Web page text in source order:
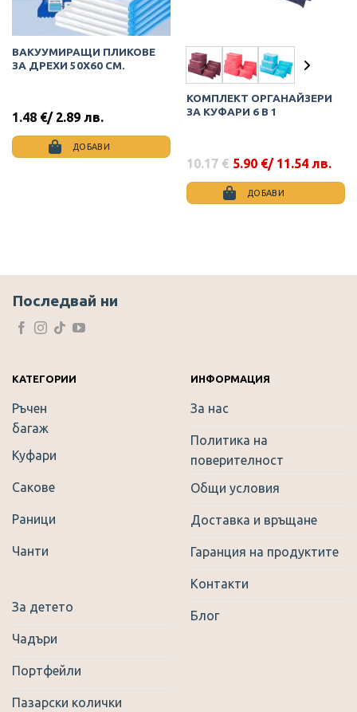
ВАКУУМИРАЩИ ПЛИКОВЕ
ЗА ДРЕХИ 50Х60 СМ.
1.48 €/ 2.89 лв.
ДОБАВИ
КОМПЛЕКТ ОРГАНАЙЗЕРИ
ЗА КУФАРИ 6 В 1
10.17 €
Original
price
10.17 €.
5.90 €
Текущата
цена
5.90 €.
/ 11.54 лв.
ДОБАВИ
variants.
on
product
Последвай ни
КАТЕГОРИИ
Ръчен
багаж
Куфари
Сакове
Раници
Чанти
За детето
Чадъри
Портфейли
Пазарски колички
ИНФОРМАЦИЯ
За нас
Политика на
поверителност
Общи условия
Доставка и връщане
Гаранция на продуктите
Контакти
Блог